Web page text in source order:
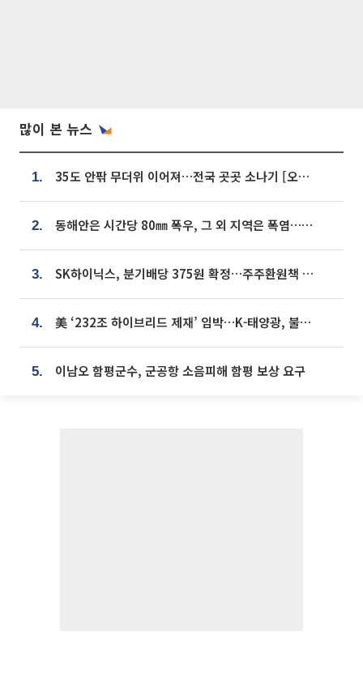
많이 본 뉴스
1. 35도 안팎 무더위 이어져…전국 곳곳 소나기 [오늘 날씨]
2. 동해안은 시간당 80㎜ 폭우, 그 외 지역은 폭염…‘극과 극 날씨’
3. SK하이닉스, 분기배당 375원 확정…주주환원책 9월로 앞당겨 발표
4. 美 ‘232조 하이브리드 제재’ 임박…K-태양광, 불확실성 털고 날개 다나
5. 이남오 함평군수, 군공항 소음피해 함평 보상 요구